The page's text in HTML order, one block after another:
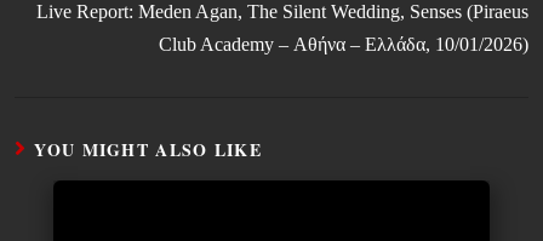
Live Report: Meden Agan, The Silent Wedding, Senses (Piraeus
Club Academy – Αθήνα – Ελλάδα, 10/01/2026)
YOU MIGHT ALSO LIKE